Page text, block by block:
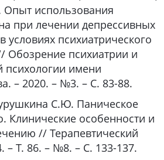
использования
при лечении депрессивных
условиях психиатрического
Обозрение психиатрии и
психологии имени
– 2020. – №3. – С. 83-88.
С.Ю. Паническое
Клинические особенности и
// Терапевтический
– Т. 86. – №8. – С. 133-137.